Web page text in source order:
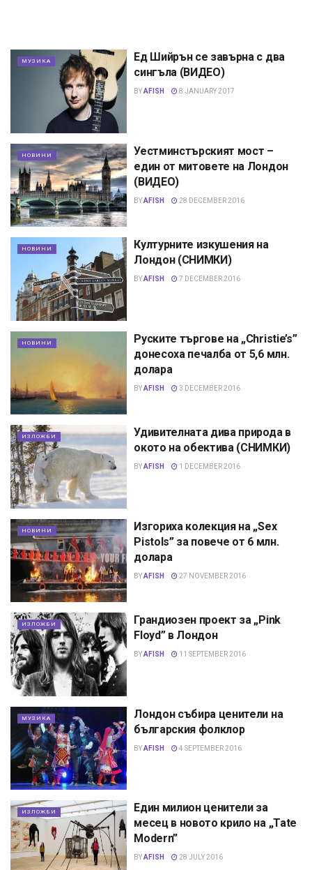
МУЗИКА
Ед Шийрън се завърна с два
сингъла (ВИДЕО)
BYAFISH 8 JANUARY 2017
НОВИНИ
Уестминстърският мост –
един от митовете на Лондон
(ВИДЕО)
BYAFISH 28 DECEMBER 2016
НОВИНИ
Културните изкушения на
Лондон (СНИМКИ)
BYAFISH 7 DECEMBER 2016
НОВИНИ
Руските търгове на „Christie’s”
донесоха печалба от 5,6 млн.
долара
BYAFISH 3 DECEMBER 2016
ИЗЛОЖБИ
Удивителната дива природа в
окото на обектива (СНИМКИ)
BYAFISH 1 DECEMBER 2016
НОВИНИ
Изгориха колекция на „Sex
Pistols” за повече от 6 млн.
долара
BYAFISH 27 NOVEMBER 2016
ИЗЛОЖБИ
Грандиозен проект за „Pink
Floyd” в Лондон
BYAFISH 11 SEPTEMBER 2016
МУЗИКА
Лондон събира ценители на
българския фолклор
BYAFISH 4 SEPTEMBER 2016
ИЗЛОЖБИ
Един милион ценители за
месец в новото крило на „Tate
Modern”
BYAFISH 28 JULY 2016